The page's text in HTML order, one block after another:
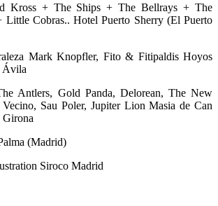
Kross + The Ships + The Bellrays + The
Little Cobras.. Hotel Puerto Sherry (El Puerto
Mark Knopfler, Fito & Fitipaldis Hoyos
Ávila
Antlers, Gold Panda, Delorean, The New
Sau Poler, Jupiter Lion Masia de Can
Girona
(Madrid)
Siroco Madrid